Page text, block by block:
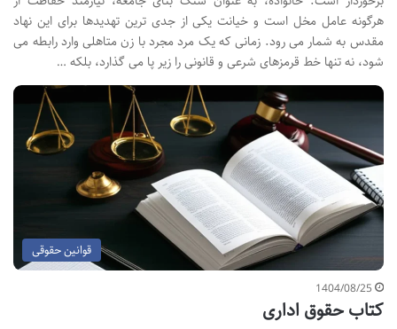
هرگونه عامل مخل است و خیانت یکی از جدی ترین تهدیدها برای این نهاد
مقدس به شمار می رود. زمانی که یک مرد مجرد با زن متاهلی وارد رابطه می
شود، نه تنها خط قرمزهای شرعی و قانونی را زیر پا می گذارد، بلکه …
قوانین حقوقی
1404/08/25
کتاب حقوق اداری